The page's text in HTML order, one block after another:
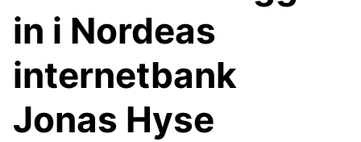
in i Nordeas
internetbank
Jonas Hyse